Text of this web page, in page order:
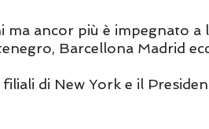
ma ancor più è impegnato a
Barcellona Madrid
di New York e il